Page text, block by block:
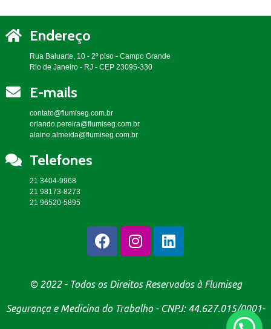
Endereço
Rua Baluarte, 10 - 2º piso - Campo Grande
Rio de Janeiro - RJ - CEP 23095-330
E-mails
contato@flumiseg.com.br
orlando.pereira@flumiseg.com.br
alaine.almeida@flumiseg.com.br
Telefones
21 3404-9968
21 98173-8273
21 96520-5895
© 2022 - Todos os Direitos Reservados à Flumiseg
Segurança e Medicina do Trabalho - CNPJ: 44.627.015/0001-